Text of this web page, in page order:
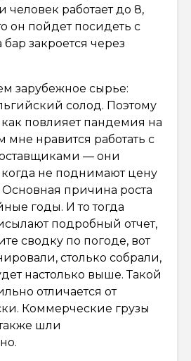
человек работает до 8,
он пойдет посидеть с
закроется через
зарубежное сырье:
солод. Поэтому
повлияет пандемия на
мне нравится работать с
— они
не поднимают цену
причина роста
годы. И то тогда
подробный отчет,
сводку по погоде, вот
столько собрали,
настолько выше. Такой
отличается от
Коммерческие грузы
шли